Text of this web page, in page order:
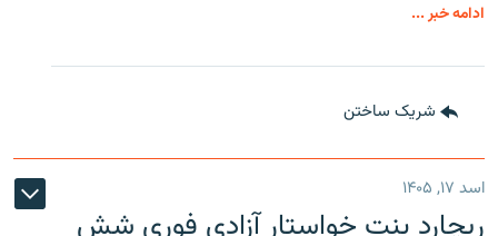
ادامه خبر ...
شریک ساختن
اسد ۱۷, ۱۴۰۵
ریچارد بنت خواستار آزادی فوری شش